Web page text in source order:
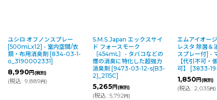
ユシロ オフノンスプレー
[500mLx12] - 室内空間/衣
類・布用消臭剤 [834-03-1-
o_3190002331]
8,990円(税別)
(税込: 9,889円)
S.M.S.Japan エックスサイ
ド フォースモーク
［454mL］- タバコなどの
煙の消臭に特化した超強力
消臭剤 [9473-03-12-s(B3-
2)_2115C]
5,265円(税別)
(税込: 5,792円)
エムアイオー
レスタ 除菌
スプレー付] -
【代引不可・
可】
[3833-
1,850円(税別)
(税込: 2,035円)